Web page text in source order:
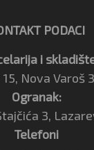
PODACI
i
Nova Varoš
Ogranak:
3,
Telefoni